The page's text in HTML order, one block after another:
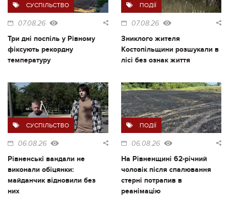
СУСПІЛЬСТВО
07.08.26
Три дні поспіль у Рівному
фіксують рекордну
температуру
ПОДІЇ
07.08.26
Зниклого жителя
Костопільщини розшукали в
лісі без ознак життя
СУСПІЛЬСТВО
06.08.26
Рівненські вандали не
виконали обіцянки:
майданчик відновили без
них
ПОДІЇ
06.08.26
На Рівненщині 62-річний
чоловік після спалювання
стерні потрапив в
реанімацію